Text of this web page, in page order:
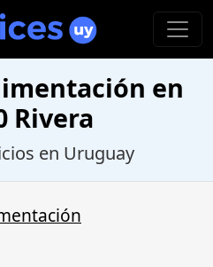
en
Rivera
en Uruguay